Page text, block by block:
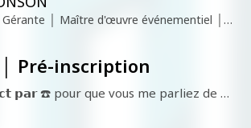
│ Maître d'œuvre événementiel │
Pré-inscription
𝗽𝗮𝗿 ☎️ pour que vous me parliez de
attentes, et pour répondre à toutes